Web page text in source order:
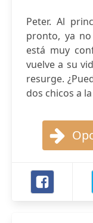
Peter. Al
pronto, ya
está muy
vuelve a su
resurge.
dos chicos a la